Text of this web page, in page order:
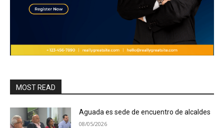
MOST READ
Aguada es sede de encuentro de alcaldes
08/05/2026